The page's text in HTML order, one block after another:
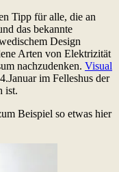
Tipp für alle, die an
das bekannte
Design
Arten von Elektrizität
nachzudenken. Visual
im Felleshus der
ist.
Beispiel so etwas hier